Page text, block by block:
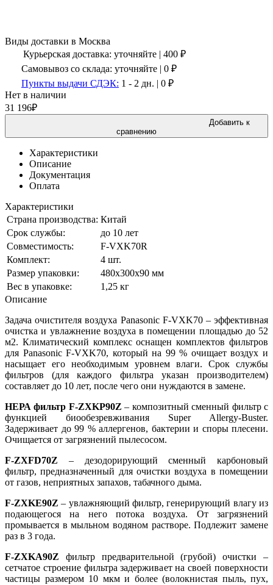
Виды доставки в Москва
Курьерская доставка: уточняйте | 400 ₽
Самовывоз со склада: уточняйте | 0 ₽
Пункты выдачи СДЭК: 1 - 2 дн. | 0 ₽
Нет в наличии
31 196₽
Добавить к
сравнению
Характеристики
Описание
Документация
Оплата
Характеристики
Страна производства: Китай
Срок службы:
до 10 лет
Совместимость:
F-VXK70R
Комплект:
4 шт.
Размер упаковки:
480х300х90 мм
Вес в упаковке:
1,25 кг
Описание
Задача очистителя воздуха Panasonic F-VXK70 – эффективная
очистка и увлажнение воздуха в помещении площадью до 52
м2. Климатический комплекс оснащен комплектов фильтров
для Panasonic F-VXK70, который на 99 % очищает воздух и
насыщает его необходимым уровнем влаги. Срок службы
фильтров (для каждого фильтра указан производителем)
составляет до 10 лет, после чего они нуждаются в замене.
НЕРА фильтр F-ZXKP90Z – композитный сменный фильтр с
функцией биообезревживания Super Allergy-Buster.
Задерживает до 99 % аллергенов, бактерии и споры плесени.
Очищается от загрязнений пылесосом.
F-ZXFD70Z – дезодорирующий сменный карбоновый
фильтр, предназначенный для очистки воздуха в помещении
от газов, неприятных запахов, табачного дыма.
F-ZXKE90Z – увлажняющий фильтр, генерирующий влагу из
подающегося на него потока воздуха. От загрязнений
промывается в мыльном водяном растворе. Подлежит замене
раз в 3 года.
F-ZXKA90Z фильтр предварительной (грубой) очистки –
сетчатое строение фильтра задерживает на своей поверхности
частицы размером 10 мкм и более (волокнистая пыль, пух,